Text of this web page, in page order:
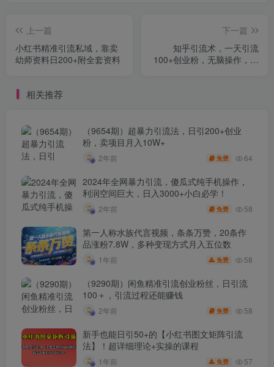
上一篇
小红书精准引流私域，靠卖
幼师资料日200+附全套资料
下一篇
知乎引流术，一天引流
100+创业粉，无脑操作，当
相关推荐
（9654期）超暴力引流法，日引200+创业
粉，卖项目月入10W+
2年前 免费 64
2024年全网暴力引流，傻瓜式纯手机操作，
利润空间巨大，日入3000+小白必学！
2年前 免费 58
第一人称水族代言视频，条条万赞，20条作
品涨粉7.8W，多种变现方式月入五位数
1年前 免费 58
（9290期）闲鱼精准引流创业粉丝，日引流
100＋，引流过程还能赚钱
2年前 免费 58
新手也能日引50+的【小红书图文矩阵引流
法】！超详细理论+实操的课程
1年前 免费 57